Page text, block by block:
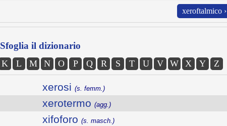
xeroftalmico ›
Sfoglia il dizionario
K L M N O P Q R S T U V W X Y Z
xerosi (s. femm.)
xerotermo (agg.)
xifoforo (s. masch.)